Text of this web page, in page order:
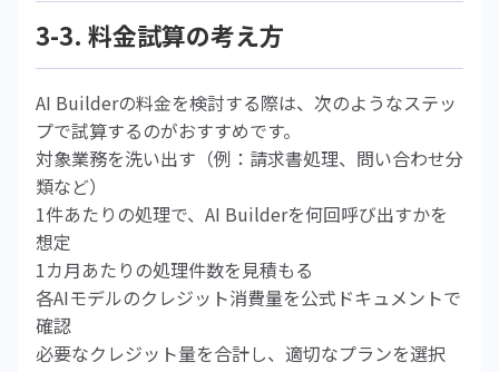
3-3. 料金試算の考え方
AI Builderの料金を検討する際は、次のようなステッ
プで試算するのがおすすめです。
対象業務を洗い出す（例：請求書処理、問い合わせ分
類など）
1件あたりの処理で、AI Builderを何回呼び出すかを
想定
1カ月あたりの処理件数を見積もる
各AIモデルのクレジット消費量を公式ドキュメントで
確認
必要なクレジット量を合計し、適切なプランを選択